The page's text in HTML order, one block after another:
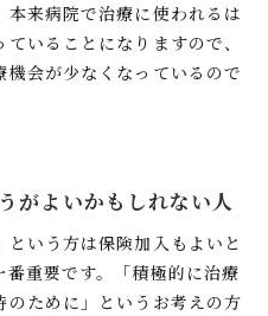
来病院で治療に使われるは
いることになりますので、
会が少なくなっているので
がよいかもしれない人
という方は保険加入もよいと
重要です。「積極的に治療
ために」というお考えの方